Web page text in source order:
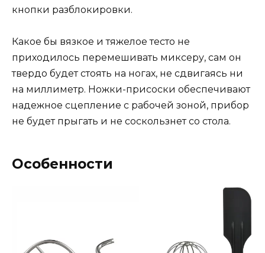
кнопки разблокировки.
Какое бы вязкое и тяжелое тесто не
приходилось перемешивать миксеру, сам он
твердо будет стоять на ногах, не сдвигаясь ни
на миллиметр. Ножки-присоски обеспечивают
надежное сцепление с рабочей зоной, прибор
не будет прыгать и не соскользнет со стола.
Особенности